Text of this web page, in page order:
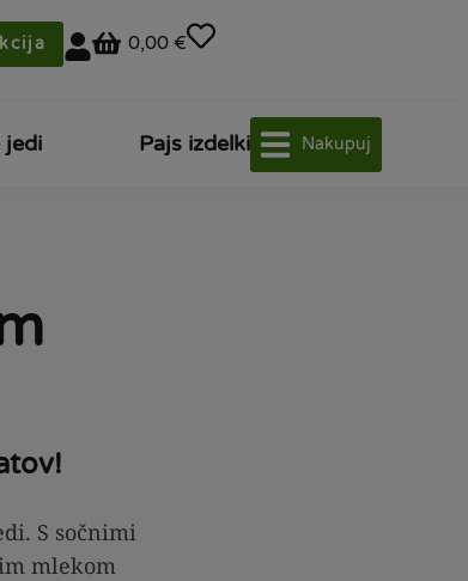
0,00 €
jedi Pajs izdelki Nakupuj
S sočnimi
mlekom